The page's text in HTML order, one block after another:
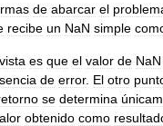
de abarcar el
recibe un NaN simple
vista es que el valor de NaN
de error. El otro
se determina
obtenido como